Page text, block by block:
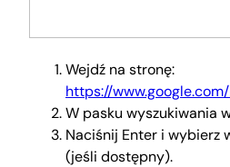
Wejdź na stronę:
https://
W pasku wyszukiwania
Naciśnij Enter i wybierz
(jeśli dostępny).